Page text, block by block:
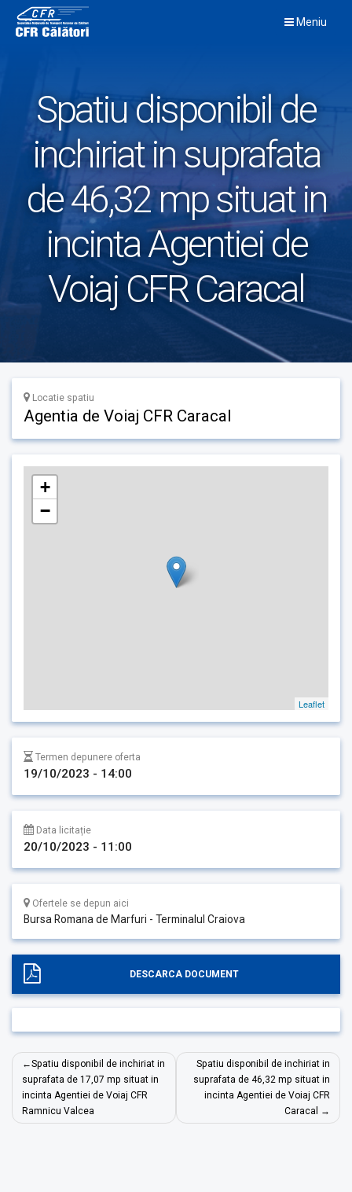
content
Meniu
Spatiu disponibil de
inchiriat in suprafata
de 46,32 mp situat in
incinta Agentiei de
Voiaj CFR Caracal
Locatie spatiu
Agentia de Voiaj CFR Caracal
+
−
Leaflet
Termen depunere oferta
19/10/2023 - 14:00
Data licitație
20/10/2023 - 11:00
Ofertele se depun aici
Bursa Romana de Marfuri - Terminalul Craiova
DESCARCA DOCUMENT
Navigare
în
articole
Spatiu disponibil de inchiriat in
suprafata de 17,07 mp situat in
incinta Agentiei de Voiaj CFR
Ramnicu Valcea
Spatiu disponibil de inchiriat in
suprafata de 46,32 mp situat in
incinta Agentiei de Voiaj CFR
Caracal